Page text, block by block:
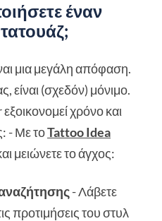
έναν
μια μεγάλη απόφαση.
είναι (σχεδόν) μόνιμο.
χρόνο και
- Με τοTattoo Idea
μειώνετε το άγχος:
- Λάβετε
προτιμήσεις του στυλ